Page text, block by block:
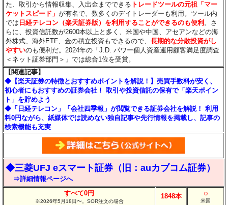
た、取引から情報収集、入出金までできる トレードツールの元祖「マー
ケットスピード」が有名で、数多くのデイトレーダーも利用。ツール内
では 日経テレコン（楽天証券版）を利用することができるのも便利 。さ
らに、投資信託数が2600本以上と多く、米国や中国、アセアンなどの海
外株式、海外ETF、金の積立投資もできるので、長期的な分散投資がし
やすいのも便利だ。2024年の「J.D. パワー個人資産運用顧客満足度調査
＜ネット証券部門＞」では総合1位を受賞。
【関連記事】
◆【楽天証券の特徴とおすすめポイントを解説！】売買手数料が安く、
初心者にもおすすめの証券会社！ 取引や投資信託の保有で「楽天ポイン
ト」を貯めよう
◆「日経テレコン」「会社四季報」が閲覧できる証券会社を解説！ 利用
料0円ながら、紙媒体では読めない独自記事や先行情報を掲載し、記事の
検索機能も充実
◆三菱UFJ eスマート証券（旧：auカブコム証券）
⇒詳細情報ページへ
すべて0円
※2026年5月18日〜。SOR注文の場合
1848本 ○
米国